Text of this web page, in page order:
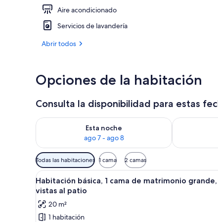
Aire acondicionado
Servicios de lavandería
Abrir todos
Opciones de la habitación
Consulta la disponibilidad para estas
Esta noche
ago 7 - ago 8
Consulta la disponibilidad para esta noche, ago 7 -
Consulta la
Filtros
disponibles
para
las
habitaciones
Todas las habitaciones 1 cama 2 camas
Abrir
todas
las
fotos
Habitación de hotel con
2
Habitación básica, 1 cama de matrimonio grande,
vistas al patio
20 m²
1 habitación